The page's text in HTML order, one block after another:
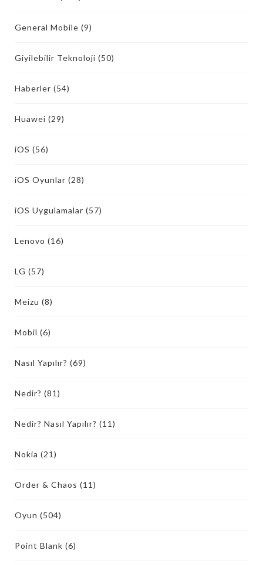
General Mobile (9)
Giyilebilir Teknoloji (50)
Haberler (54)
Huawei (29)
iOS (56)
iOS Oyunlar (28)
iOS Uygulamalar (57)
Lenovo (16)
LG (57)
Meizu (8)
Mobil (6)
Nasıl Yapılır? (69)
Nedir? (81)
Nedir? Nasıl Yapılır? (11)
Nokia (21)
Order & Chaos (11)
Oyun (504)
Point Blank (6)